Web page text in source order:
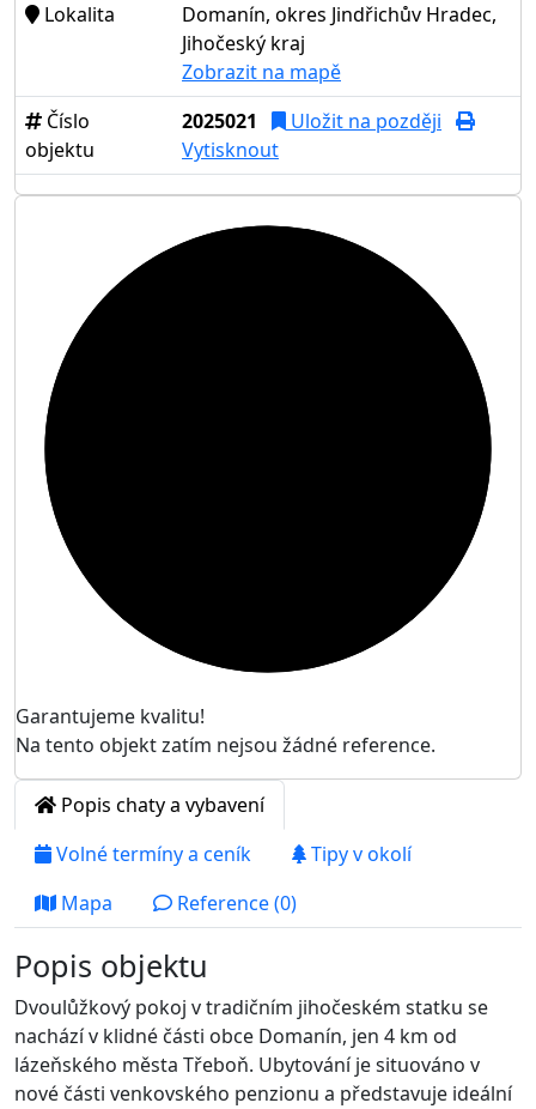
Lokalita
Domanín, okres Jindřichův Hradec,
Jihočeský kraj
Zobrazit na mapě
Číslo
objektu
2025021
Uložit na později
Vytisknout
Garantujeme kvalitu!
Na tento objekt zatím nejsou žádné reference.
Popis chaty a vybavení
Volné termíny a ceník
Tipy v okolí
Mapa
Reference (0)
Popis objektu
Dvoulůžkový pokoj v tradičním jihočeském statku se
nachází v klidné části obce Domanín, jen 4 km od
lázeňského města Třeboň. Ubytování je situováno v
nové části venkovského penzionu a představuje ideální